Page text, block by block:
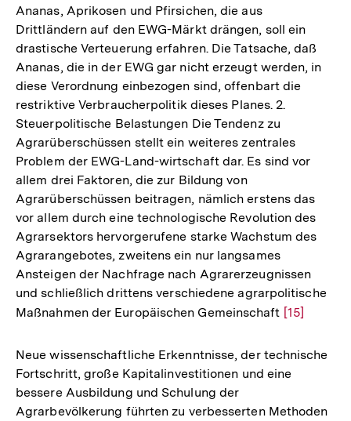
Ananas, Aprikosen und Pfirsichen, die aus
Drittländern auf den EWG-Märkt drängen, soll ein
drastische Verteuerung erfahren. Die Tatsache, daß
Ananas, die in der EWG gar nicht erzeugt werden, in
diese Verordnung einbezogen sind, offenbart die
restriktive Verbraucherpolitik dieses Planes. 2.
Steuerpolitische Belastungen Die Tendenz zu
Agrarüberschüssen stellt ein weiteres zentrales
Problem der EWG-Land-wirtschaft dar. Es sind vor
allem drei Faktoren, die zur Bildung von
Agrarüberschüssen beitragen, nämlich erstens das
vor allem durch eine technologische Revolution des
Agrarsektors hervorgerufene starke Wachstum des
Agrarangebotes, zweitens ein nur langsames
Ansteigen der Nachfrage nach Agrarerzeugnissen
und schließlich drittens verschiedene agrarpolitische
Maßnahmen der Europäischen Gemeinschaft Zur
der
Fußnote
[15]
Neue wissenschaftliche Erkenntnisse, der technische
Fortschritt, große Kapitalinvestitionen und eine
bessere Ausbildung und Schulung der
Agrarbevölkerung führten zu verbesserten Methoden